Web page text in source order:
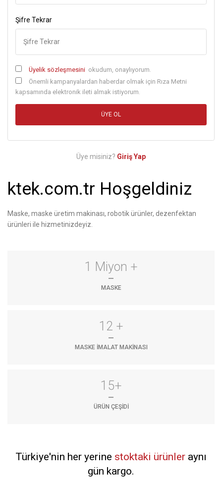
Şifre Tekrar
Üyelik sözleşmesini okudum, onaylıyorum.
Önemli kampanyalardan haberdar olmak için Rıza Metni
kapsamında elektronik ileti almak istiyorum.
Üye misiniz? Giriş Yap
ktek.com.tr Hoşgeldiniz
Maske, maske üretim makinası, robotik ürünler, dezenfektan
ürünleri ile hizmetinizdeyiz.
1 Miyon +
MASKE
12 +
MASKE İMALAT MAKINASI
15+
ÜRÜN ÇEŞIDI
Türkiye'nin her yerine stoktaki ürünler aynı
gün kargo.